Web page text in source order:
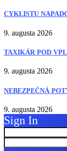
CYKLISTU
9. augusta 2026
TAXIKÁR POD
9. augusta 2026
NEBEZPEČNÁ
9. augusta 2026
Sign In